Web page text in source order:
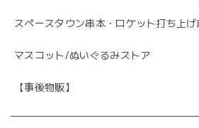
スペースタウン串本・ロケット打ち上
マスコット/ぬいぐるみストア
【事後物販】